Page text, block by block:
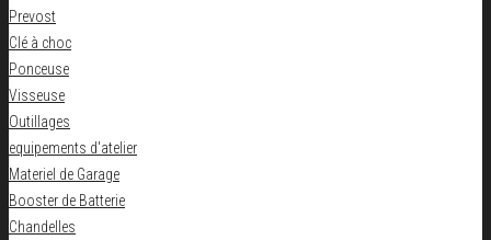
Prevost
Clé à choc
Ponceuse
Visseuse
Outillages
equipements d'atelier
Materiel de Garage
Booster de Batterie
Chandelles